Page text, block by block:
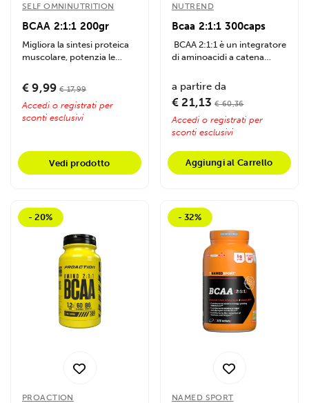
SELF OMNINUTRITION
BCAA 2:1:1 200gr
Migliora la sintesi proteica
muscolare, potenzia le
€ 9,99 € 17,99
Accedi o registrati per
sconti esclusivi
Vedi prodotto
NUTREND
Bcaa 2:1:1 300caps
BCAA 2:1:1 è un integratore
di aminoacidi a catena
a partire da
€ 21,13 € 60,36
Accedi o registrati per
sconti esclusivi
Aggiungi al Carrello
- 20%
PROACTION
- 32%
NAMED SPORT